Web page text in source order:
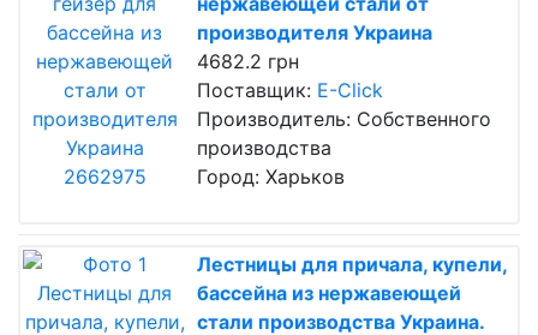
производителя Украина
4682.2 грн
Поставщик: E-Click
Производитель: Собственного
производства
Город: Харьков
Лестницы для причала, купели,
бассейна из нержавеющей
стали производства Украина.